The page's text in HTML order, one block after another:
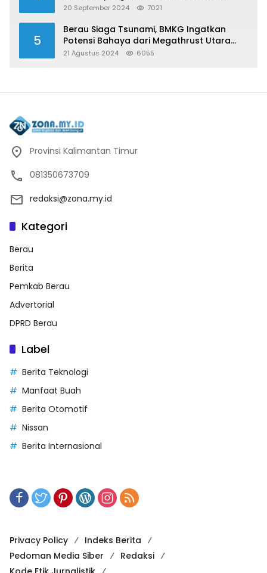
20 September 2024 7021
5
Berau Siaga Tsunami, BMKG Ingatkan
Potensi Bahaya dari Megathrust Utara
Sulawesi
21 Agustus 2024 6055
Provinsi Kalimantan Timur
081350673709
redaksi@zona.my.id
Kategori
Berau
Berita
Pemkab Berau
Advertorial
DPRD Berau
Label
Berita Teknologi
Manfaat Buah
Berita Otomotif
Nissan
Berita Internasional
Privacy Policy
Indeks Berita
Pedoman Media Siber
Redaksi